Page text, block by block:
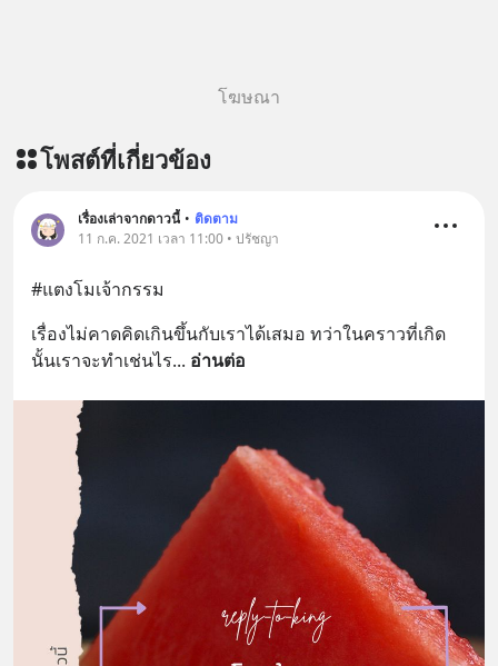
โฆษณา
โพสต์ที่เกี่ยวข้อง
เรื่องเล่าจากดาวนี้ • ติดตาม
11 ก.ค. 2021 เวลา 11:00 • ปรัชญา
#แตงโมเจ้ากรรม
เรื่องไม่คาดคิดเกินขึ้นกับเราได้เสมอ ทว่าในคราวที่เกิด
นั้นเราจะทำเช่นไร... อ่านต่อ